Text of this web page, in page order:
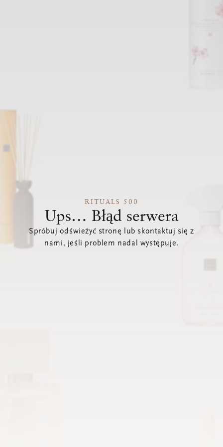
RITUALS 500
Ups… Błąd serwera
Spróbuj odświeżyć stronę lub skontaktuj się z
nami, jeśli problem nadal występuje.